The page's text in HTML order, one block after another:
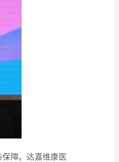
保障。达嘉维康医